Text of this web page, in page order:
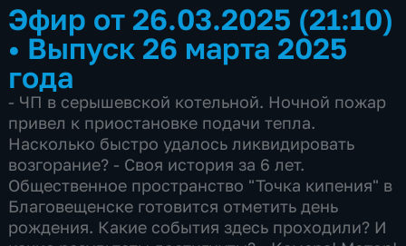
Эфир от 26.03.2025 (21:10)
• Выпуск 26 марта 2025
года
- ЧП в серышевской котельной. Ночной пожар
привел к приостановке подачи тепла.
Насколько быстро удалось ликвидировать
возгорание? - Своя история за 6 лет.
Общественное пространство "Точка кипения" в
Благовещенске готовится отметить день
рождения. Какие события здесь проходили? И